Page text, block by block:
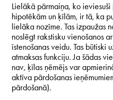
Lielākā pārmaiņa, ko
hipotēkām un ķīlām, ir tā, ka
lielāka nozīme. Tas izpaužas
noslēgt rakstisku vienošanos
īstenošanas veidu. Tas būtiski
atmaksas funkciju. Ja šādas
nav, ķīlas ņēmējs var
aktīva pārdošanas
pārdošanā).